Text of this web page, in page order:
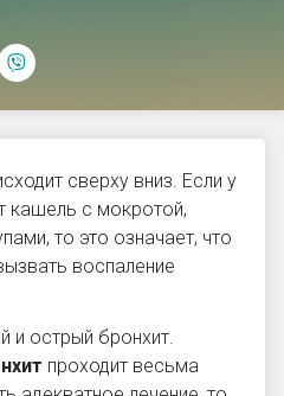
сверху вниз. Если у
кашель с мокротой,
то это означает, что
воспаление
и острый бронхит.
проходит весьма